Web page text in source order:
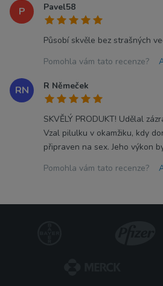
P Pavel58
Působí skvěle bez strašných
Pomohla vám tato recenze?
RN R Němeček
SKVĚLÝ PRODUKT! Udělal
Vzal pilulku v okamžiku, kdy
připraven na sex. Jeho výkon
Pomohla vám tato recenze?